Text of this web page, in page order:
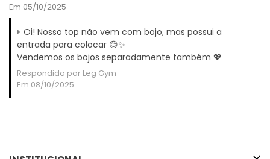
Em 05/10/2025
Oi! Nosso top não vem com bojo, mas possui a
entrada para colocar 😊✨
Vendemos os bojos separadamente também 💖
Respondido por Leg Gym
Em 08/10/2025